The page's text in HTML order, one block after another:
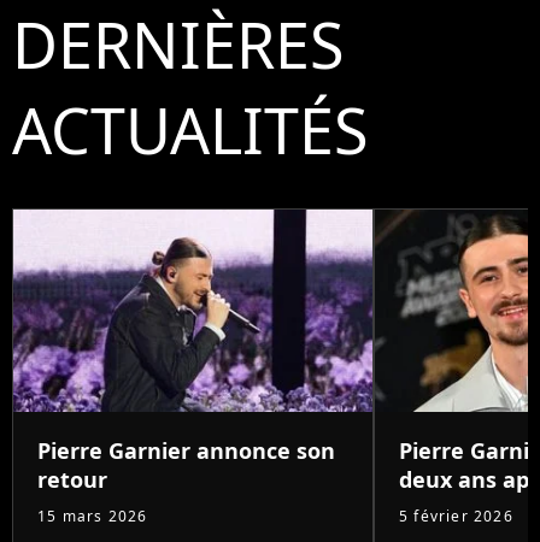
DERNIÈRES
ACTUALITÉS
Pierre Garnier annonce son
retour
15 mars 2026
Pierre
deux ans
5 février 2026